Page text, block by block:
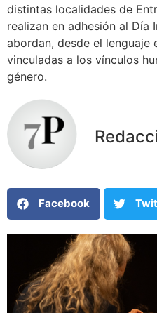
distintas localidades de
realizan en adhesión al Día
abordan, desde el lenguaje
vinculadas a los vínculos
género.
Facebook